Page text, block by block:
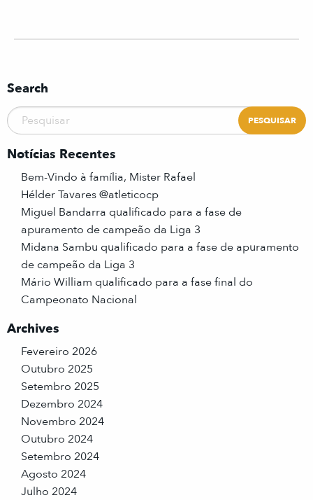
Search
Notícias Recentes
Bem-Vindo à família, Mister Rafael
Hélder Tavares @atleticocp
Miguel Bandarra qualificado para a fase de
apuramento de campeão da Liga 3
Midana Sambu qualificado para a fase de apuramento
de campeão da Liga 3
Mário William qualificado para a fase final do
Campeonato Nacional
Archives
Fevereiro 2026
Outubro 2025
Setembro 2025
Dezembro 2024
Novembro 2024
Outubro 2024
Setembro 2024
Agosto 2024
Julho 2024